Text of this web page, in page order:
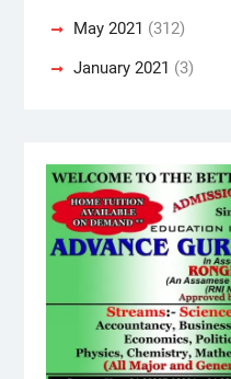
May 2021 (312)
January 2021 (3)